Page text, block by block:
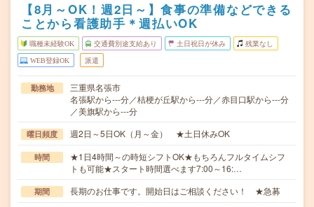
【8月～OK！週2日～】食事の準備などできる
ことから看護助手＊週払いOK
職種未経験OK 交通費別途支給あり 土日祝日が休み 残業なし
WEB登録OK 派遣
勤務地
三重県名張市
名張駅から---分／桔梗が丘駅から---分／赤目口駅から---分
／美旗駅から---分
曜日頻度 週2日～5日OK（月～金） ★土日休みOK
時間
★1日4時間～の時短シフトOK★もちろんフルタイムシフ
トも可能★スタート時間選べます7:00～16:…
期間 長期のお仕事です。開始日はご相談ください！ ★急募